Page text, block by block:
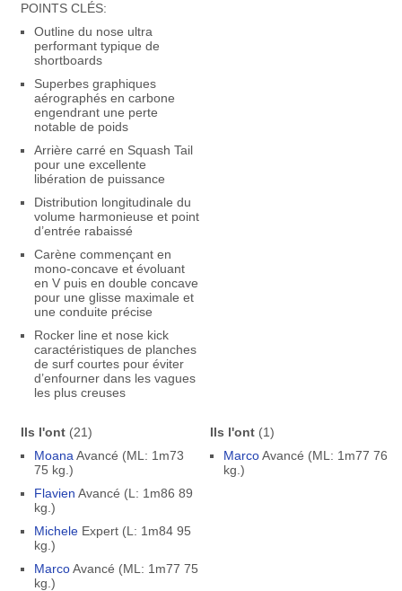
POINTS CLÉS:
Outline du nose ultra
performant typique de
shortboards
Superbes graphiques
aérographés en carbone
engendrant une perte
notable de poids
Arrière carré en Squash Tail
pour une excellente
libération de puissance
Distribution longitudinale du
volume harmonieuse et point
d’entrée rabaissé
Carène commençant en
mono-concave et évoluant
en V puis en double concave
pour une glisse maximale et
une conduite précise
Rocker line et nose kick
caractéristiques de planches
de surf courtes pour éviter
d’enfourner dans les vagues
les plus creuses
Ils l'ont(21)
Moana Avancé (ML: 1m73
75 kg.)
Flavien Avancé (L: 1m86 89
kg.)
MicheleExpert (L: 1m84 95
kg.)
MarcoAvancé (ML: 1m77 75
kg.)
Ils l'ont(1)
MarcoAvancé (ML: 1m77 76
kg.)